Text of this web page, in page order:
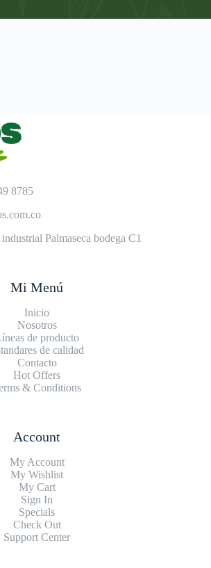
8785
Palmaseca bodega C1
Mi Menú
Inicio
Nosotros
de producto
de calidad
Contacto
Hot Offers
& Conditions
Account
My Account
My Wishlist
My Cart
Sign In
Specials
Check Out
Support Center